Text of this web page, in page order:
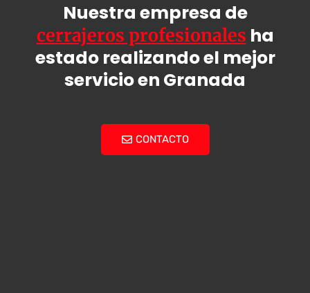
Nuestra empresa de
cerrajeros profesionales ha
estado realizando el mejor
servicio en Granada
CONTACTO